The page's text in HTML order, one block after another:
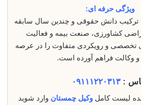
ویژگی حرفه ای:
ترکیب دانش حقوقی و چندین سال سابقه
کشاورزی، صنعت بیمه و فعالیت
تخصصی و رویکردی متفاوت را در عرصه
وکالت فراهم آورده است.
:۰۹۱۱۱۲۲۰۳۱۳
لیست کاملوکیل چمستان وارد شوید